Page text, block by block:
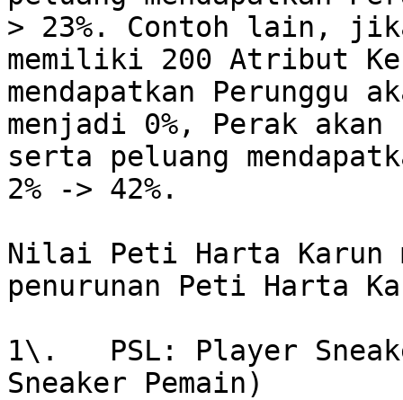
> 23%. Contoh lain,
memiliki 200 Atribut
mendapatkan Perunggu
menjadi 0%, Perak
serta peluang
2% -> 42%.
Nilai Peti Harta Karun
penurunan Peti Harta
1\.   PSL: Player
Sneaker Pemain)